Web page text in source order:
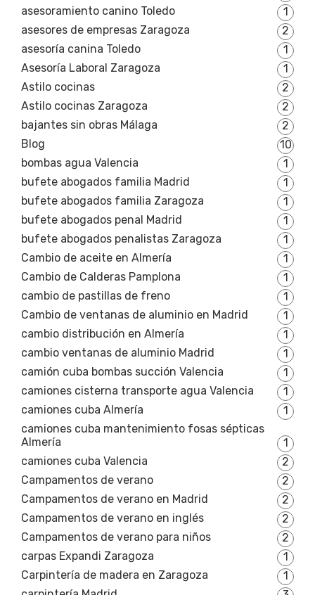
asesoramiento canino Toledo
1
asesores de empresas Zaragoza
2
asesoría canina Toledo
1
Asesoría Laboral Zaragoza
1
Astilo cocinas
2
Astilo cocinas Zaragoza
2
bajantes sin obras Málaga
2
Blog
10
bombas agua Valencia
1
bufete abogados familia Madrid
1
bufete abogados familia Zaragoza
1
bufete abogados penal Madrid
1
bufete abogados penalistas Zaragoza
1
Cambio de aceite en Almería
1
Cambio de Calderas Pamplona
1
cambio de pastillas de freno
1
Cambio de ventanas de aluminio en Madrid
1
cambio distribución en Almería
1
cambio ventanas de aluminio Madrid
1
camión cuba bombas succión Valencia
1
camiones cisterna transporte agua Valencia
1
camiones cuba Almería
1
camiones cuba mantenimiento fosas sépticas
Almería
1
camiones cuba Valencia
2
Campamentos de verano
2
Campamentos de verano en Madrid
2
Campamentos de verano en inglés
2
Campamentos de verano para niños
2
carpas Expandi Zaragoza
1
Carpintería de madera en Zaragoza
1